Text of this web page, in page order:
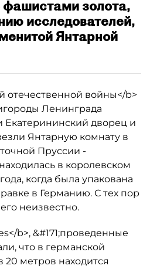
фашистами золота,
исследователей,
Янтарной
отечественной войны</b>
Ленинграда
дворец и
Янтарную комнату в
Пруссии -
в королевском
когда была упакована
в Германию. С тех пор
неизвестно.
b>, &#171;проведенные
что в германской
20 метров находится